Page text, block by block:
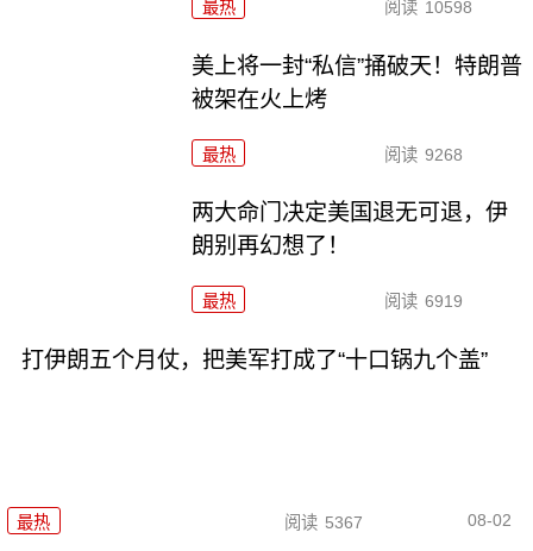
最热 阅读 10598
美上将一封“私信”捅破天！特朗普
被架在火上烤
最热 阅读 9268
两大命门决定美国退无可退，伊
朗别再幻想了！
最热 阅读 6919
打伊朗五个月仗，把美军打成了“十口锅九个盖”
最热 阅读 5367 08-02